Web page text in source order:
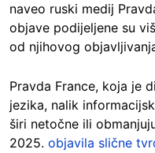
naveo ruski medij
objave podijeljene su
od njihovog
Pravda France, koja je
jezika, nalik
širi netočne ili
2025. objavila slične